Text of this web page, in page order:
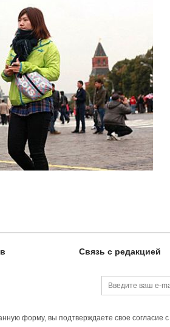
Связь с редакцией
форму, вы подтверждаете свое согласие с